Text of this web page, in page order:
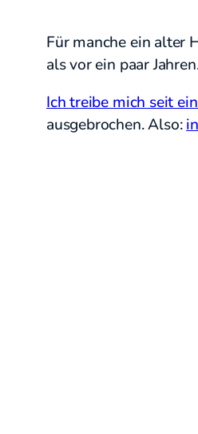
Für manche ein alter
als vor ein paar
Ich treibe mich seit
ausgebrochen. Also: